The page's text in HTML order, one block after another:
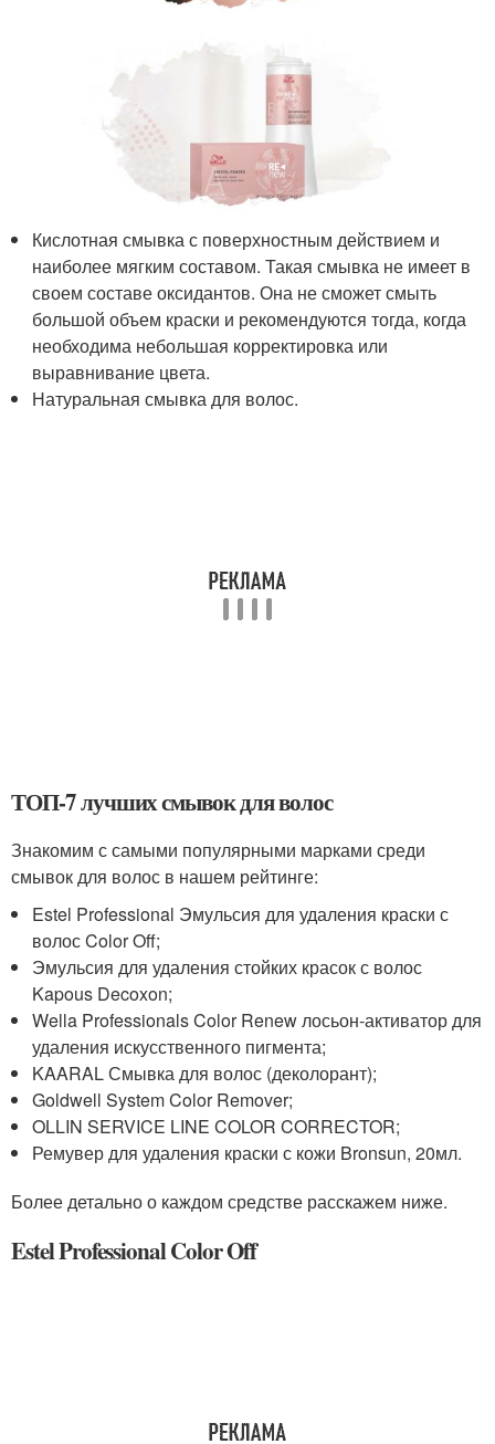
Кислотная смывка с поверхностным действием и
наиболее мягким составом. Такая смывка не имеет в
своем составе оксидантов. Она не сможет смыть
большой объем краски и рекомендуются тогда, когда
необходима небольшая корректировка или
выравнивание цвета.
Натуральная смывка для волос.
ТОП-7 лучших смывок для волос
Знакомим с самыми популярными марками среди
смывок для волос в нашем рейтинге:
Estel Professional Эмульсия для удаления краски с
волос Color Off;
Эмульсия для удаления стойких красок с волос
Kapous Decoxon;
Wella Professionals Color Renew лосьон-активатор для
удаления искусственного пигмента;
KAARAL Смывка для волос (деколорант);
Goldwell System Color Remover;
OLLIN SERVICE LINE COLOR CORRECTOR;
Ремувер для удаления краски с кожи Bronsun, 20мл.
Более детально о каждом средстве расскажем ниже.
Estel Professional Color Off